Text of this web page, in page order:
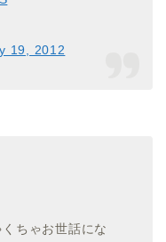
19, 2012
ちゃお世話にな